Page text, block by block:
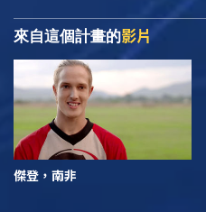
來自這個計畫的影片
傑登，南非